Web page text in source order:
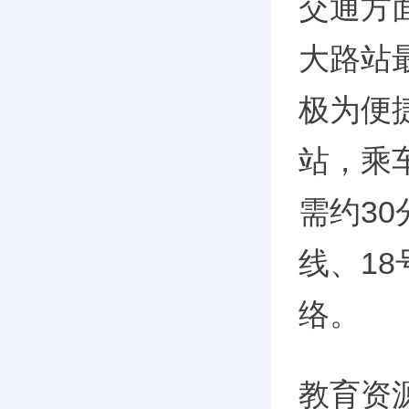
交通方
大路站
极为便
站，乘
需约30
线、18
络。
教育资